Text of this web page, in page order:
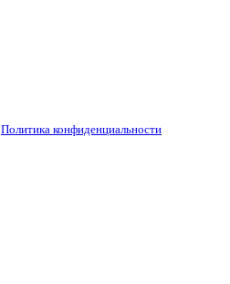
Политика конфиденциальности